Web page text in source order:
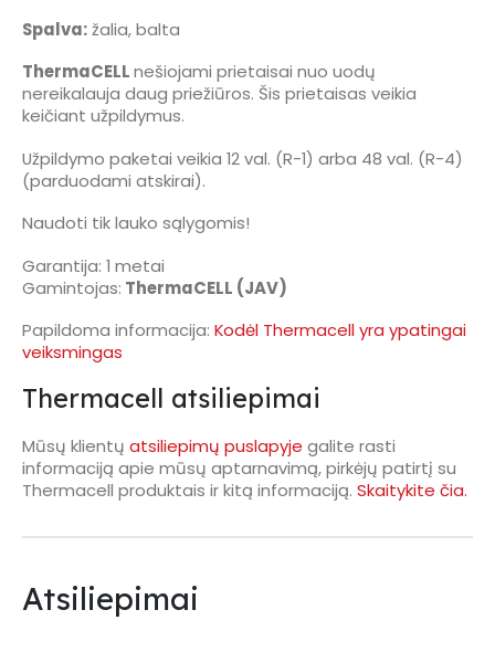
Spalva:žalia, balta
ThermaCELLnešiojami prietaisai nuo uodų
nereikalauja daug priežiūros. Šis prietaisas veikia
keičiant užpildymus.
Užpildymo paketai veikia 12 val. (R-1) arba 48 val. (R-4)
(parduodami atskirai).
Naudoti tik lauko sąlygomis!
Garantija: 1 metai
Gamintojas: ThermaCELL (JAV)
Papildoma informacija: Kodėl Thermacell yra ypatingai
veiksmingas
Thermacell atsiliepimai
Mūsų klientų atsiliepimų puslapyje galite rasti
informaciją apie mūsų aptarnavimą, pirkėjų patirtį su
Thermacell produktais ir kitą informaciją. Skaitykite čia.
Atsiliepimai